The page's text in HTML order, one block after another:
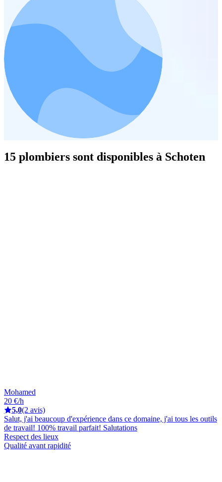
15 plombiers sont disponibles à Schoten
Mohamed
20 €/h
5,0(2 avis)
Salut, j'ai beaucoup d'expérience dans ce domaine, j'ai tous les outils
de travail! 100% travail parfait! Salutations
Respect des lieux
Qualité avant rapidité